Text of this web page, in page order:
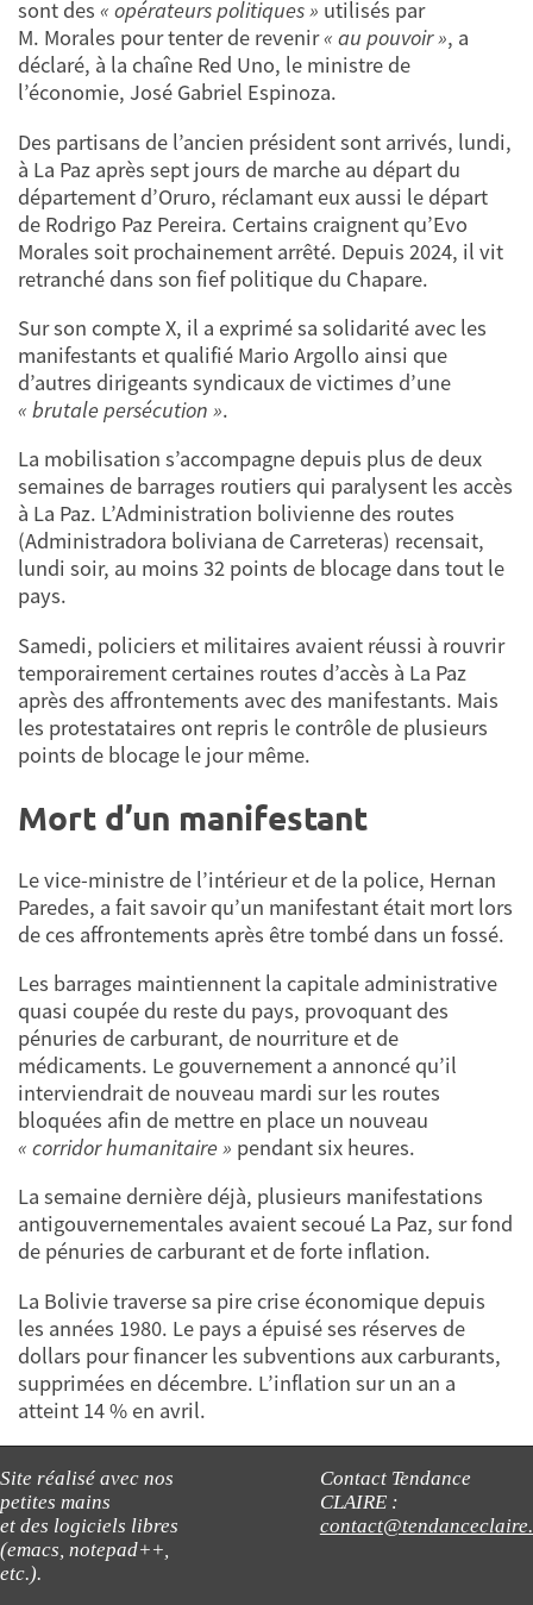
sont des « opérateurs politiques » utilisés par
M. Morales pour tenter de revenir« au pouvoir », a
déclaré, à la chaîne Red Uno, le ministre de
l’économie, José Gabriel Espinoza.
Des partisans de l’ancien président sont arrivés, lundi,
à La Paz après sept jours de marche au départ du
département d’Oruro, réclamant eux aussi le départ
de Rodrigo Paz Pereira. Certains craignent qu’Evo
Morales soit prochainement arrêté. Depuis 2024, il vit
retranché dans son fief politique du Chapare.
Sur son compte X, il a exprimé sa solidarité avec les
manifestants et qualifié Mario Argollo ainsi que
d’autres dirigeants syndicaux de victimes d’une
« brutale persécution ».
La mobilisation s’accompagne depuis plus de deux
semaines de barrages routiers qui paralysent les accès
à La Paz. L’Administration bolivienne des routes
(Administradora boliviana de Carreteras) recensait,
lundi soir, au moins 32 points de blocage dans tout le
pays.
Samedi, policiers et militaires avaient réussi à rouvrir
temporairement certaines routes d’accès à La Paz
après des affrontements avec des manifestants. Mais
les protestataires ont repris le contrôle de plusieurs
points de blocage le jour même.
Mort d’un manifestant
Le vice-ministre de l’intérieur et de la police, Hernan
Paredes, a fait savoir qu’un manifestant était mort lors
de ces affrontements après être tombé dans un fossé.
Les barrages maintiennent la capitale administrative
quasi coupée du reste du pays, provoquant des
pénuries de carburant, de nourriture et de
médicaments. Le gouvernement a annoncé qu’il
interviendrait de nouveau mardi sur les routes
bloquées afin de mettre en place un nouveau
« corridor humanitaire » pendant six heures.
La semaine dernière déjà, plusieurs manifestations
antigouvernementales avaient secoué La Paz, sur fond
de pénuries de carburant et de forte inflation.
La Bolivie traverse sa pire crise économique depuis
les années 1980. Le pays a épuisé ses réserves de
dollars pour financer les subventions aux carburants,
supprimées en décembre. L’inflation sur un an a
atteint 14 % en avril.
Site réalisé avec nos
petites mains
et des logiciels libres
(emacs, notepad++,
etc.).
Contact Tendance
CLAIRE :